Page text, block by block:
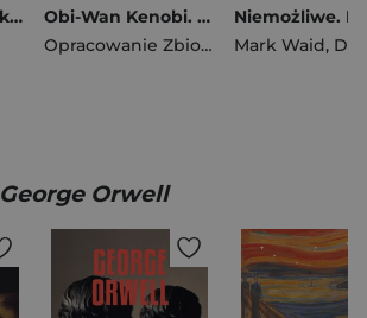
Zaślubiny świetlików. Tom 5
Obi-Wan Kenobi. Star Wars
Opracowanie Zbiorowe
Mark Waid, Dan
George Orwell